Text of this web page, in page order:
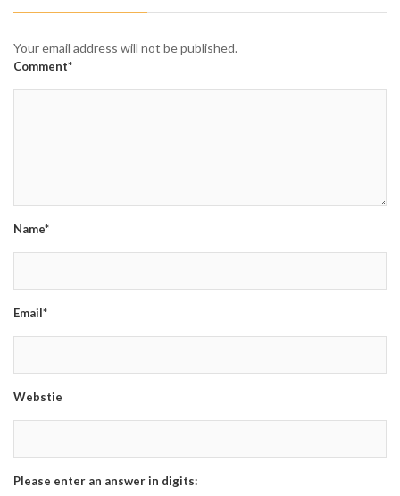
Your email address will not be published.
Comment*
Name*
Email*
Webstie
Please enter an answer in digits: